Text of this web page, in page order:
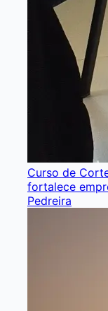
Curso de
fortalece
Pedreira